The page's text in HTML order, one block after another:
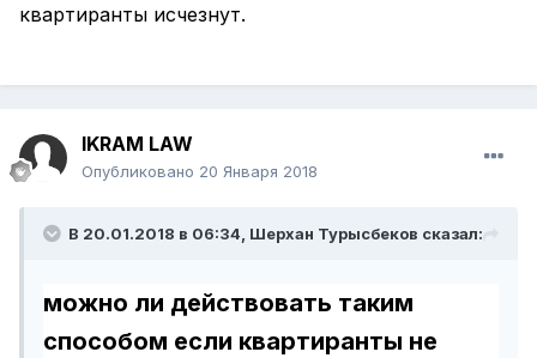
квартиранты исчезнут.
IKRAM LAW
Опубликовано 20 Января 2018
В 20.01.2018 в 06:34, Шерхан Турысбеков сказал:
можно ли действовать таким
способом если квартиранты не